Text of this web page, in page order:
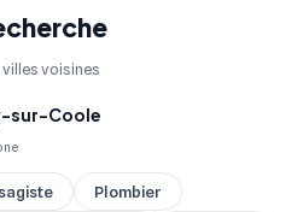
voisines
sur-Coole
Plombier